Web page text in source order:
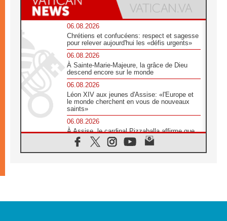
06.08.2026
Chrétiens et confucéens: respect et sagesse
pour relever aujourd'hui les «défis urgents»
06.08.2026
À Sainte-Marie-Majeure, la grâce de Dieu
descend encore sur le monde
06.08.2026
Léon XIV aux jeunes d'Assise: «l'Europe et
le monde cherchent en vous de nouveaux
saints»
06.08.2026
À Assise, le cardinal Pizzaballa affirme que
«les chrétiens veulent la paix»
06.08.2026